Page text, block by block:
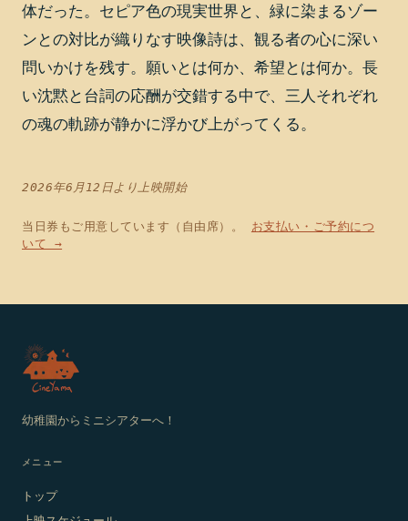
体だった。セピア色の現実世界と、緑に染まるゾー
ンとの対比が織りなす映像詩は、観る者の心に深い
問いかけを残す。願いとは何か、希望とは何か。長
い沈黙と台詞の応酬が交錯する中で、三人それぞれ
の魂の軌跡が静かに浮かび上がってくる。
2026年6月12日より上映開始
当日券もご用意しています（自由席）。
お支払い・ご予約につ
いて →
幼稚園からミニシアターへ！
メニュー
トップ